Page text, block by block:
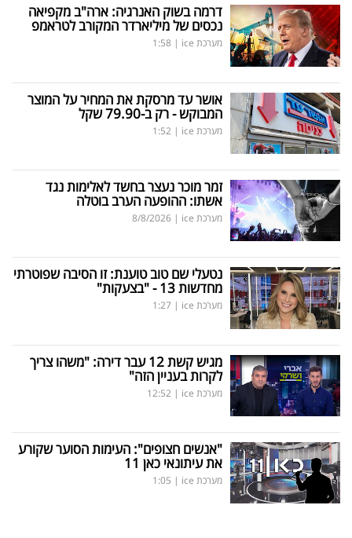
דרמה בשוק האנרגיה: ארה"ב מקפיאה
נכסים של מיליארדר המקורב לטראמפ
מערכת ice |
1:58
אושר עד מרסקת את המחיר על המוצר
המבוקש - רק ב-79.90 שקל
מערכת ice |
1:52
זמר מוכר נעצר בחשד לאלימות נגד
אשתו: ההופעה הערב בוטלה
מערכת ice |
8/8/2026
נטעלי שם טוב טוענת: זו הסיבה שפוטרתי
מחדשות 13 - "בצעקות"
מערכת ice |
1:27
מגיש קשת 12 עבר דירה: "משהו צריך
לקרות בעניין הזה"
מערכת ice |
12:52
"אנשים חצופים": העימות הסוער שקורע
את עיתונאי כאן 11
מערכת ice |
1:05